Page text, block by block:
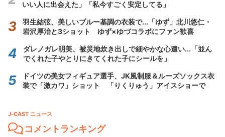
いい人に出会えた」「私今すごく安定してる」
羽生結弦、美しいブルー基調の衣装で...「ゆず」北川悠仁・
岩沢厚治と3ショット ゆず×ゆづコラボにファン歓喜
ダレノガレ明美、被災地炊き出しで細やかな心遣い...「並ん
でくれた子やとりにきてくれた子にシールを」
ドイツの美女フィギュア選手、JK風制服＆ルーズソックス衣
装で「激カワ」ショット 「りくりゅう」アイスショーで
J-CAST ニュース
コメントランキング